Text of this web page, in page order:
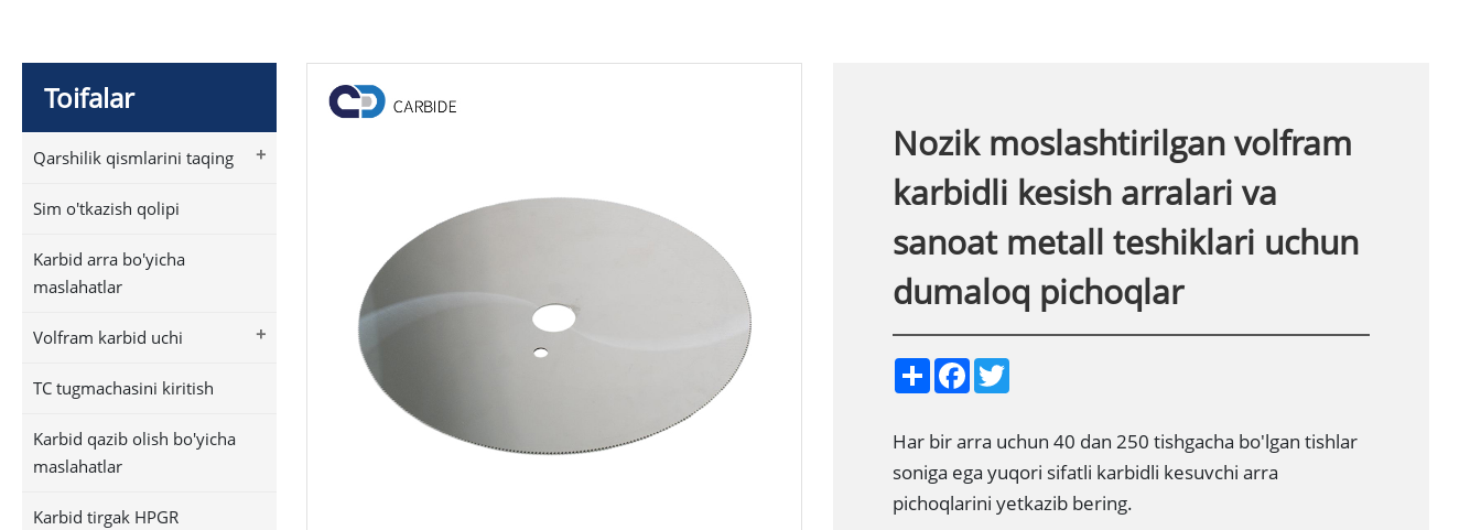
Toifalar
+
Qarshilik qismlarini taqing
Sim o'tkazish qolipi
Karbid arra bo'yicha
maslahatlar
+
Volfram karbid uchi
TC tugmachasini kiritish
Karbid qazib olish bo'yicha
maslahatlar
Karbid tirgak HPGR
Nozik moslashtirilgan volfram
karbidli kesish arralari va
sanoat metall teshiklari uchun
dumaloq pichoqlar
S
h
e
F
a
b
o
o
k
T
w
t
e
r
Har bir arra uchun 40 dan 250 tishgacha bo'lgan tishlar
soniga ega yuqori sifatli karbidli kesuvchi arra
pichoqlarini yetkazib bering.